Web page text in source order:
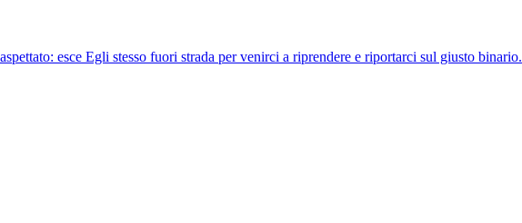
esce Egli stesso fuori strada per venirci a riprendere e riportarci sul giusto binario.